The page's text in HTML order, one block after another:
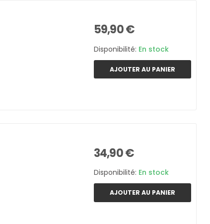
59,90 €
Disponibilité: En stock
AJOUTER AU PANIER
34,90 €
Disponibilité: En stock
AJOUTER AU PANIER